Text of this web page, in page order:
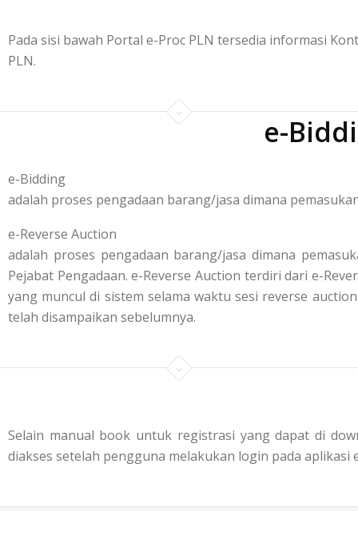
Pada sisi bawah Portal e-Proc PLN tersedia informasi
PLN.
e-
e-Bidding
adalah proses pengadaan barang/jasa dimana
e-Reverse Auction
adalah proses pengadaan barang/jasa dimana
Pejabat Pengadaan. e-Reverse Auction terdiri dari e-
yang muncul di sistem selama waktu sesi reverse
telah disampaikan sebelumnya.
Selain manual book untuk registrasi yang dapat di
diakses setelah pengguna melakukan login pada aplikasi